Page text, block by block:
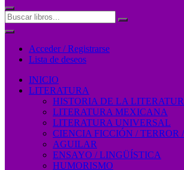
Acceder / Registrarse
Lista de deseos
INICIO
LITERATURA
HISTORIA DE LA
LITERATURA MEXICANA
LITERATURA UNIVERSAL
CIENCIA FICCIÓN / TERROR
AGUILAR
ENSAYO / LINGÜÍSTICA
HUMORISMO